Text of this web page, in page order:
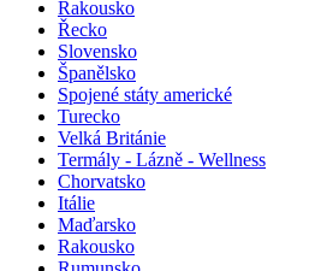
Rakousko
Řecko
Slovensko
Španělsko
Spojené státy americké
Turecko
Velká Británie
Termály - Lázně - Wellness
Chorvatsko
Itálie
Maďarsko
Rakousko